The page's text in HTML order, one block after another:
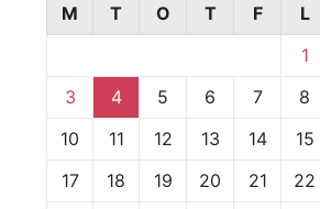
M
T O T F L
1
3
4 5 6 7 8
10
11 12 13 14 15
17
18 19 20 21 22